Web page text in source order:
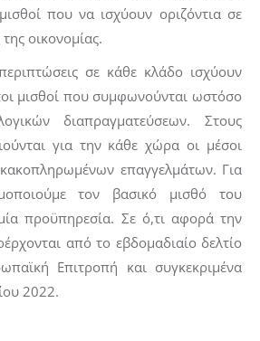
που να ισχύουν οριζόντια σε
οικονομίας.
σε κάθε κλάδο ισχύουν
μισθοί που συμφωνούνται ωστόσο
διαπραγματεύσεων. Στους
για την κάθε χώρα οι μέσοι
επαγγελμάτων. Για
τον βασικό μισθό του
προϋπηρεσία. Σε ό,τι αφορά την
από το εβδομαδιαίο δελτίο
Επιτροπή και συγκεκριμένα
2022.